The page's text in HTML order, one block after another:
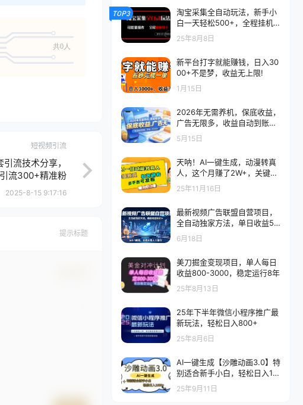
共0人
短视频引流
流技术分享，
流300+精准粉
2025-8-15 9:17:16
提示标题
TOP3
淘宝采集全自动玩法，新手小
白一天轻松500+，全程挂机
解放双手
25年8月8日
新平台打字就能赚钱，日入30
00+不是梦，收益无上限!
1月15日
2026年无需养机，保底收益，
广告无限多，收益自动到账，
多机一天200+
5月15日
天呐！AI一键生成，动漫转真
人，这个月赚了2W+，关键这
个AI还完全免费
25年11月16日
最新视频广告联盟自营项目，
全自动独家方法，单日收益50
0+，从0-1教程，全程无需人
工值守
6月18日
美刀掘金变现项目，单人每日
收益800-3000，稳定运行8年
25年8月13日
25年下半年微信小程序推广最
新玩法，轻松日入800+
25年8月6日
AI一键生成【沙雕动画3.0】特
别适合新手小白，轻松日入10
00+
25年9月11日